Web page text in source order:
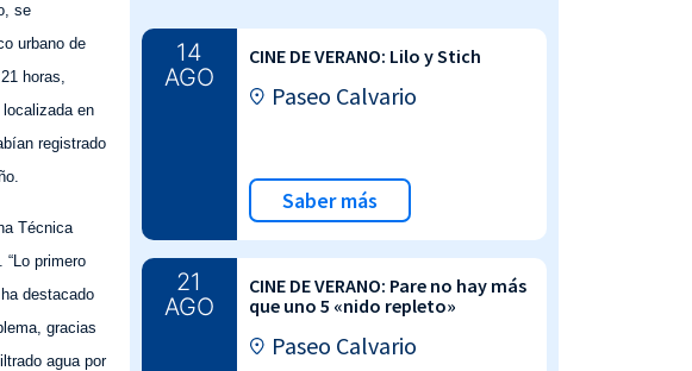
se
urbano de
horas,
en
registrado
Técnica
“Lo primero
destacado
gracias
agua por
14
AGO
CINE DE VERANO: Lilo y Stich
Paseo Calvario
Saber más
21
AGO
CINE DE VERANO: Pare no hay más
que uno 5 «nido repleto»
Paseo Calvario